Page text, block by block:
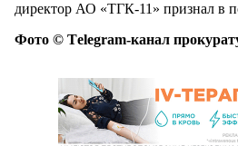
директор АО «ТГК-11» признал в
Фото © Тelegram-канал